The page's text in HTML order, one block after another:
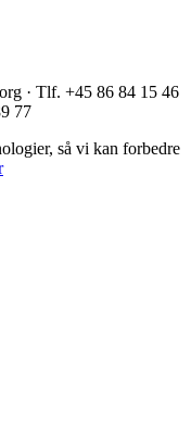
· Tlf. +45 86 84 15 46
77
så vi kan forbedre